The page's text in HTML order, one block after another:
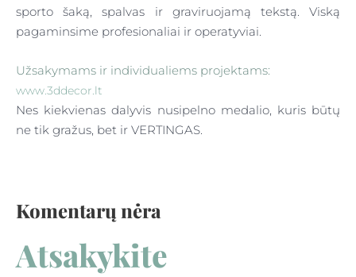
sporto šaką, spalvas ir graviruojamą tekstą. Viską
pagaminsime profesionaliai ir operatyviai.
Užsakymams ir individualiems projektams:
www.3ddecor.lt
Nes kiekvienas dalyvis nusipelno medalio, kuris būtų
ne tik gražus, bet ir VERTINGAS.
Komentarų nėra
Atsakykite